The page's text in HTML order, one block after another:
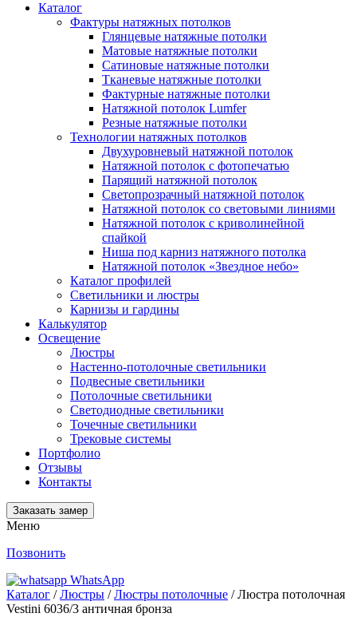
Каталог
Фактуры натяжных потолков
Глянцевые натяжные потолки
Матовые натяжные потолки
Сатиновые натяжные потолки
Тканевые натяжные потолки
Фактурные натяжные потолки
Натяжной потолок Lumfer
Резные натяжные потолки
Технологии натяжных потолков
Двухуровневый натяжной потолок
Натяжной потолок с фотопечатью
Парящий натяжной потолок
Светопрозрачный натяжной потолок
Натяжной потолок со световыми линиями
Натяжной потолок с криволинейной
спайкой
Ниша под карниз натяжного потолка
Натяжной потолок «Звездное небо»
Каталог профилей
Светильники и люстры
Карнизы и гардины
Калькулятор
Освещение
Люстры
Настенно-потолочные светильники
Подвесные светильники
Потолочные светильники
Светодиодные светильники
Точечные светильники
Трековые системы
Портфолио
Отзывы
Контакты
Заказать замер
Меню
Позвонить
WhatsApp
Каталог /Люстры /Люстры потолочные / Люстра потолочная
Vestini 6036/3 античная бронза